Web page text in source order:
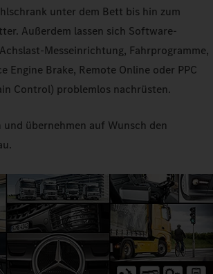
unter dem Bett bis hin zum
Außerdem lassen sich Software-
Messeinrichtung, Fahrprogramme,
Engine Brake, Remote Online oder PPC
Control) problemlos nachrüsten.
und übernehmen auf Wunsch den